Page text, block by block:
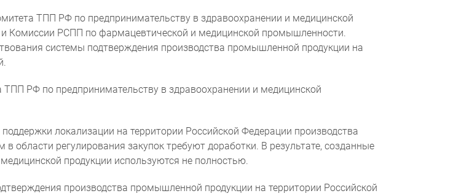
ТПП РФ по предпринимательству в здравоохранении и медицинской
Комиссии РСПП по фармацевтической и медицинской промышленности.
системы подтверждения производства промышленной продукции на
РФ по предпринимательству в здравоохранении и медицинской
локализации на территории Российской Федерации производства
области регулирования закупок требуют доработки. В результате, созданные
продукции используются не полностью.
производства промышленной продукции на территории Российской